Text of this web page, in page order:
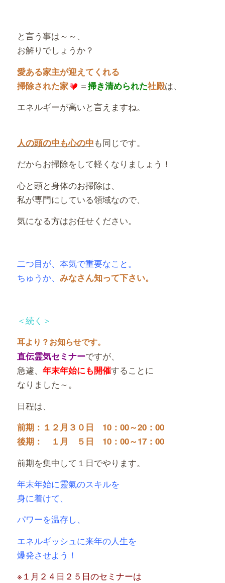
と言う事は～～、
お解りでしょうか？
愛ある家主が迎えてくれる
掃除された家
＝掃き清められた社殿は、
エネルギーが高いと言えますね。
人の頭の中も心の中も同じです。
だからお掃除をして軽くなりましょう！
心と頭と身体のお掃除は、
私が専門にしている領域なので、
気になる方はお任せください。
二つ目が、本気で重要なこと。
ちゅうか、 みなさん知って下さい。
＜続く＞
耳より？お知らせです。
直伝霊気セミナーですが、
急遽、 年末年始にも開催することに
なりました～。
日程は、
前期：１２月３０日 10：00～20：00
後期： １月 ５日 10：00～17：00
前期を集中して１日でやります。
年末年始に靈氣のスキルを
身に着けて、
パワーを温存し、
エネルギッシュに来年の人生を
爆発させよう！
※１月２４日２５日のセミナーは